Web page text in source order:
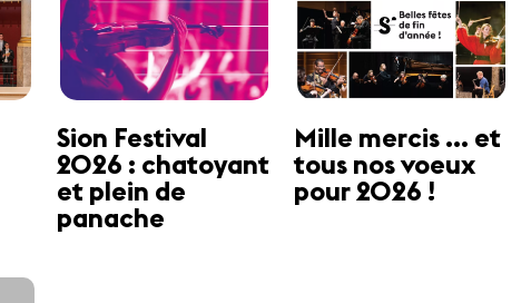
Sion Festival
2026 : chatoyant
et plein de
panache
Mille mercis ... et
tous nos voeux
pour 2026 !